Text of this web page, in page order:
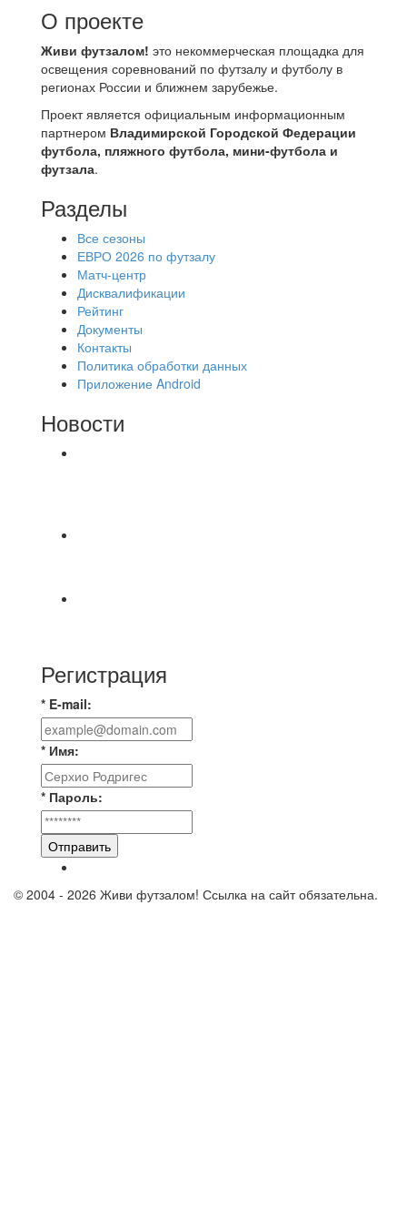
О проекте
Живи футзалом! это некоммерческая площадка для
освещения соревнований по футзалу и футболу в
регионах России и ближнем зарубежье.
Проект является официальным информационным
партнером Владимирской Городской Федерации
футбола, пляжного футбола, мини-футбола и
футзала.
Разделы
Все сезоны
ЕВРО 2026 по футзалу
Матч-центр
Дисквалификации
Рейтинг
Документы
Контакты
Политика обработки данных
Приложение Android
Новости
Регистрация
* E-mail:
* Имя:
* Пароль:
Отправить
© 2004 - 2026 Живи футзалом! Ссылка на сайт обязательна.